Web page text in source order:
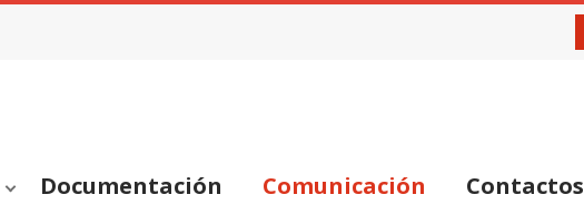
Documentación Comunicación Contactos